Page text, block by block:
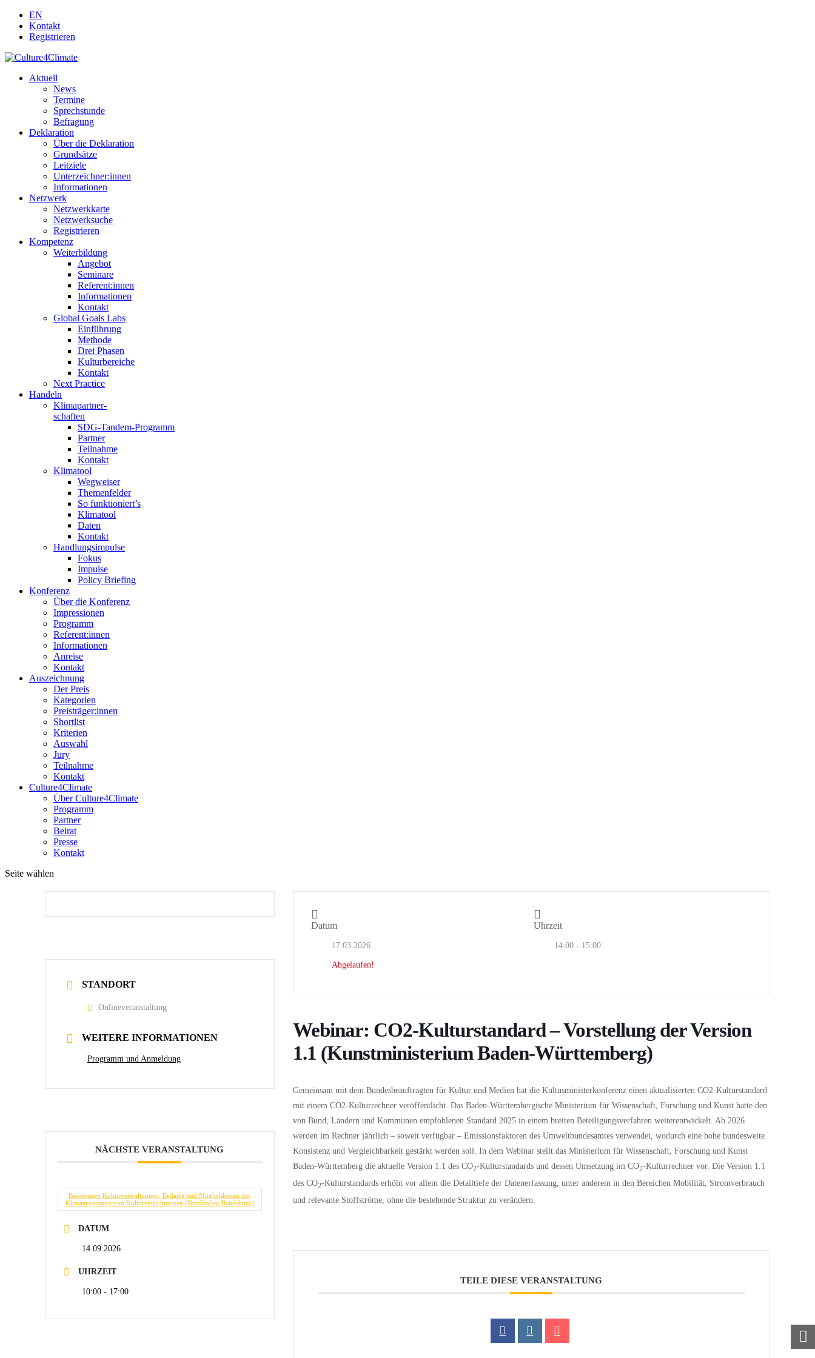
EN
Kontakt
Registrieren
Aktuell
News
Termine
Sprechstunde
Befragung
Deklaration
Über die Deklaration
Grundsätze
Leitziele
Unterzeichner:innen
Informationen
Netzwerk
Netzwerkkarte
Netzwerksuche
Registrieren
Kompetenz
Weiterbildung
Angebot
Seminare
Referent:innen
Informationen
Kontakt
Global Goals Labs
Einführung
Methode
Drei Phasen
Kulturbereiche
Kontakt
Next Practice
Handeln
Klimapartner-
schaften
SDG-Tandem-Programm
Partner
Teilnahme
Kontakt
Klimatool
Wegweiser
Themenfelder
So funktioniert’s
Klimatool
Daten
Kontakt
Handlungsimpulse
Fokus
Impulse
Policy Briefing
Konferenz
Über die Konferenz
Impressionen
Programm
Referent:innen
Informationen
Anreise
Kontakt
Auszeichnung
Der Preis
Kategorien
Preisträger:innen
Shortlist
Kriterien
Auswahl
Jury
Teilnahme
Kontakt
Culture4Climate
Über Culture4Climate
Programm
Partner
Beirat
Presse
Kontakt
Seite wählen
STANDORT
Onlineveranstaltung
WEITERE INFORMATIONEN
Programm und Anmeldung
NÄCHSTE VERANSTALTUNG
Basiswissen Kulturverwaltungen: Bedarfe und Möglichkeiten der
Klimaanpassung von Kultureinrichtungen (Nordkolleg Rendsburg)
DATUM
14.09.2026
UHRZEIT
10:00 - 17:00
Datum
17.03.2026
Abgelaufen!
Uhrzeit
14:00 - 15:00
Webinar: CO2-Kulturstandard – Vorstellung der Version
1.1 (Kunstministerium Baden-Württemberg)
Gemeinsam mit dem Bundesbeauftragten für Kultur und Medien hat die Kultusministerkonferenz einen aktualisierten CO2-Kulturstandard
mit einem CO2-Kulturrechner veröffentlicht. Das Baden-Württembergische Ministerium für Wissenschaft, Forschung und Kunst hatte den
von Bund, Ländern und Kommunen empfohlenen Standard 2025 in einem breiten Beteiligungsverfahren weiterentwickelt. Ab 2026
werden im Rechner jährlich – soweit verfügbar – Emissionsfaktoren des Umweltbundesamtes verwendet, wodurch eine hohe bundesweite
Konsistenz und Vergleichbarkeit gestärkt werden soll. In dem Webinar stellt das Ministerium für Wissenschaft, Forschung und Kunst
Baden-Württemberg die aktuelle Version 1.1 des CO2-Kulturstandards und dessen Umsetzung im CO2-Kulturrechner vor. Die Version 1.1
des CO2-Kulturstandards erhöht vor allem die Detailtiefe der Datenerfassung, unter anderem in den Bereichen Mobilität, Stromverbrauch
und relevante Stoffströme, ohne die bestehende Struktur zu verändern.
TEILE DIESE VERANSTALTUNG